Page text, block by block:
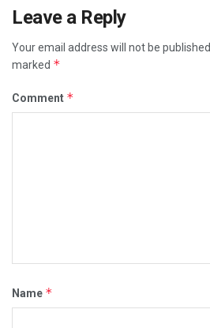
Leave a Reply
Your email address will not be published.
marked *
Comment *
Name *